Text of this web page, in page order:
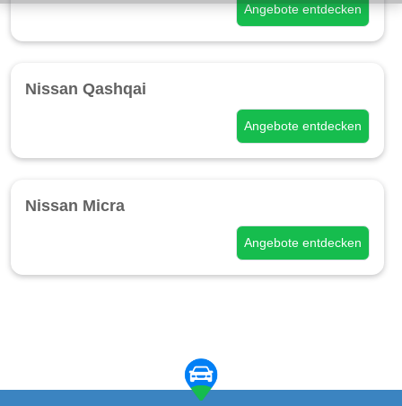
Angebote entdecken
Nissan Qashqai
Angebote entdecken
Nissan Micra
Angebote entdecken